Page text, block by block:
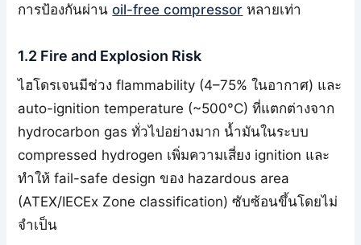
การป้องกันผ่านoil-free compressor หลายเท่า
1.2 Fire and Explosion Risk
ไฮโดรเจนมีช่วง flammability (4–75% ในอากาศ) และ
auto-ignition temperature (~500°C) ที่แตกต่างจาก
hydrocarbon gas ทั่วไปอย่างมาก น้ำมันในระบบ
compressed hydrogen เพิ่มความเสี่ยง ignition และ
ทำให้ fail-safe design ของ hazardous area
(ATEX/IECEx Zone classification) ซับซ้อนขึ้นโดยไม่
จำเป็น